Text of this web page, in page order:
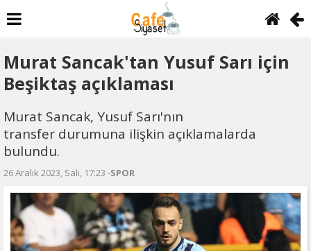
Murat Sancak'tan Yusuf Sarı için
Beşiktaş açıklaması
Murat Sancak, Yusuf Sarı'nın
transfer durumuna ilişkin açıklamalarda
bulundu.
26 Aralık 2023, Salı, 17:23 -SPOR